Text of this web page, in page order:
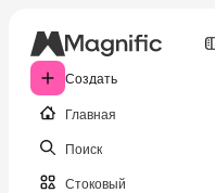
Создать
Главная
Поиск
Стоковый